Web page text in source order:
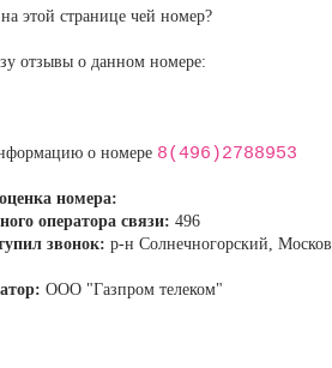
этой странице чей номер?
отзывы о данном номере:
о номере 8(496)2788953
номера:
оператора связи: 496
звонок: р-н Солнечногорский,
ООО "Газпром телеком"